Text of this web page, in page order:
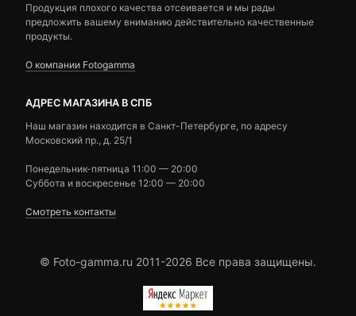
Продукция плохого качества отсеивается и мы рады
предложить вашему вниманию действительно качественные
продукты.
О компании Fotogamma
АДРЕС МАГАЗИНА В СПБ
Наш магазин находится в Санкт-Петербурге, по адресу
Московский пр., д. 25/1
Понедельник-пятница 11:00 — 20:00
Суббота и воскресенье 12:00 — 20:00
Смотреть контакты
© Foto-gamma.ru 2011-2026 Все права защищены.